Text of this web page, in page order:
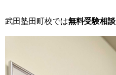
武田塾田町校では無料受験相談